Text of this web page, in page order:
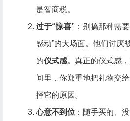
是智商税。
过于“惊喜” ：别搞那种需
感动”的大场面。他们讨厌
的仪式感。真正的仪式感
间里，你郑重地把礼物交
择它的原因。
心意不到位：随手买的、